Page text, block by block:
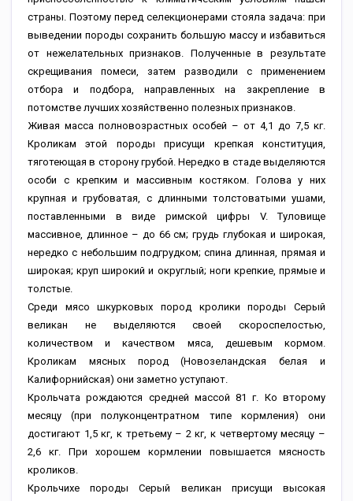
страны. Поэтому перед селекционерами стояла задача: при
выведении породы сохранить большую массу и избавиться
от нежелательных признаков. Полученные в результате
скрещивания помеси, затем разводили с применением
отбора и подбора, направленных на закрепление в
потомстве лучших хозяйственно полезных признаков.
Живая масса полновозрастных особей – от 4,1 до 7,5 кг.
Кроликам этой породы присущи крепкая конституция,
тяготеющая в сторону грубой. Нередко в стаде выделяются
особи с крепким и массивным костяком. Голова у них
крупная и грубоватая, с длинными толстоватыми ушами,
поставленными в виде римской цифры V. Туловище
массивное, длинное – до 66 см; грудь глубокая и широкая,
нередко с небольшим подгрудком; спина длинная, прямая и
широкая; круп широкий и округлый; ноги крепкие, прямые и
толстые.
Среди мясо шкурковых пород кролики породы Серый
великан не выделяются своей скороспелостью,
количеством и качеством мяса, дешевым кормом.
Кроликам мясных пород (Новозеландская белая и
Калифорнийская) они заметно уступают.
Крольчата рождаются средней массой 81 г. Ко второму
месяцу (при полуконцентратном типе кормления) они
достигают 1,5 кг, к третьему – 2 кг, к четвертому месяцу –
2,6 кг. При хорошем кормлении повышается мясность
кроликов.
Крольчихе породы Серый великан присущи высокая